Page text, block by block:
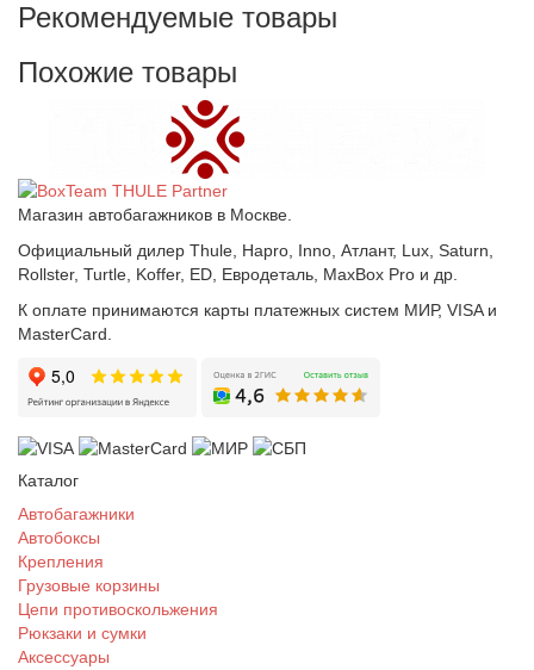
Рекомендуемые товары
Похожие товары
Магазин автобагажников в Москве.
Официальный дилер Thule, Hapro, Inno, Атлант, Lux, Saturn,
Rollster, Turtle, Koffer, ED, Евродеталь, MaxBox Pro и др.
К оплате принимаются карты платежных систем МИР, VISA и
MasterCard.
Каталог
Автобагажники
Автобоксы
Крепления
Грузовые корзины
Цепи противоскольжения
Рюкзаки и сумки
Аксессуары